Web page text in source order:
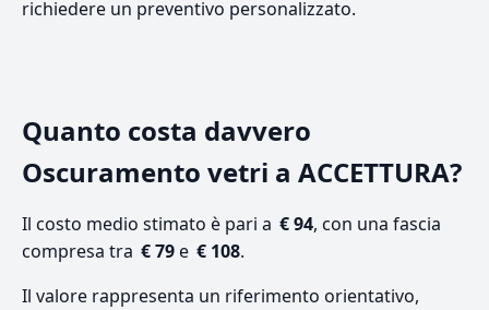
richiedere un preventivo personalizzato.
Quanto costa davvero
Oscuramento vetri a ACCETTURA?
Il costo medio stimato è pari a € 94, con una fascia
compresa tra € 79e € 108.
Il valore rappresenta un riferimento orientativo,